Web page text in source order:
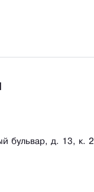
бульвар, д. 13, к. 2